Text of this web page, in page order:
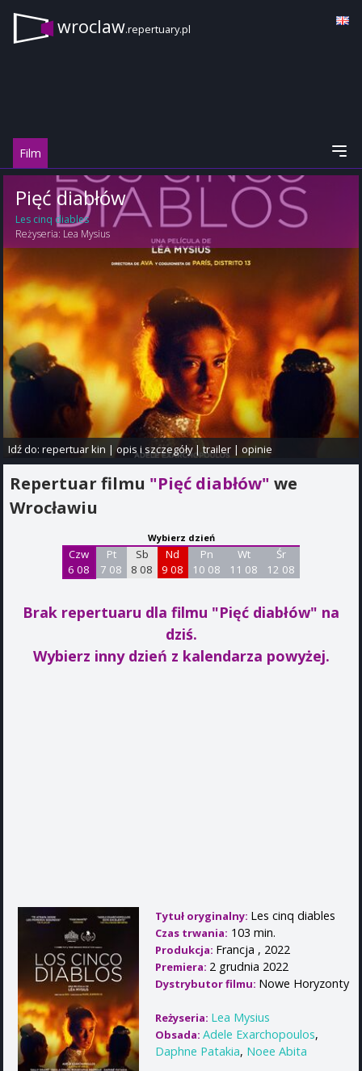
wroclaw.repertuary.pl
Film
Pięć diabłów
Les cinq diables
Reżyseria: Lea Mysius
Idź do:repertuar kin |opis i szczegóły|trailer |opinie
Repertuar filmu "Pięć diabłów" we
Wrocławiu
Wybierz dzień
Czw
6 08
Pt
7 08
Sb
8 08
Nd
9 08
Pn
10 08
Wt
11 08
Śr
12 08
Brak repertuaru dla filmu "Pięć diabłów" na
dziś.
Wybierz inny dzień z kalendarza powyżej.
Tytuł oryginalny: Les cinq diables
Czas trwania: 103 min.
Produkcja: Francja , 2022
Premiera: 2 grudnia 2022
Dystrybutor filmu: Nowe Horyzonty
Reżyseria: Lea Mysius
Obsada: Adele Exarchopoulos,
Daphne Patakia, Noee Abita